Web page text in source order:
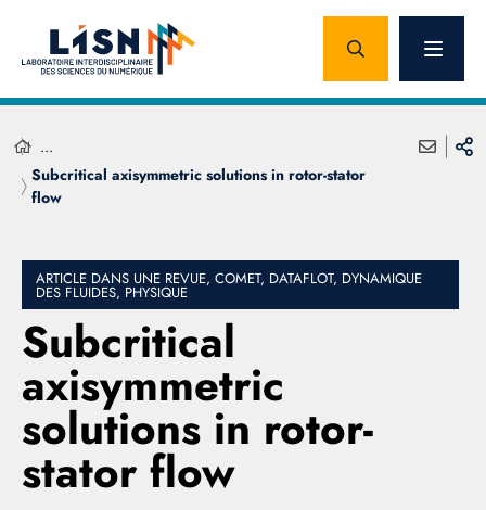
...
Subcritical axisymmetric solutions in rotor-stator
flow
ARTICLE DANS UNE REVUE, COMET, DATAFLOT, DYNAMIQUE
DES FLUIDES, PHYSIQUE
Subcritical
axisymmetric
solutions in rotor-
stator flow